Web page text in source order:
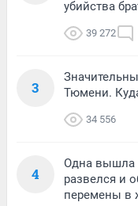
убийства
39 272
3
Тюмени.
34 556
4
Одна вышла
развелся и
перемены в